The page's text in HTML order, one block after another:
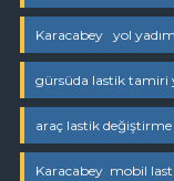
Karacabey yol
gürsüda lastik tamiri
araç lastik değiştirme
Karacabey mobil